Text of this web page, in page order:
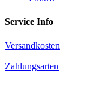
Service Info
Versandkosten
Zahlungsarten